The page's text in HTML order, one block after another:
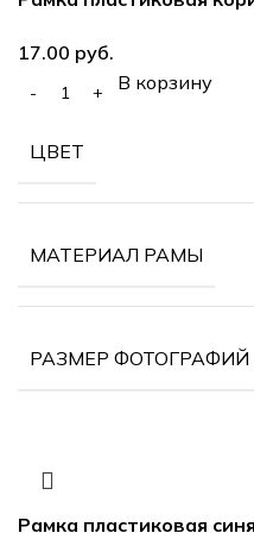
руб.
В корзину
ЦВЕТ
МАТЕРИАЛ РАМЫ
РАЗМЕР ФОТОГРАФИЙ
Рамка пластиковая